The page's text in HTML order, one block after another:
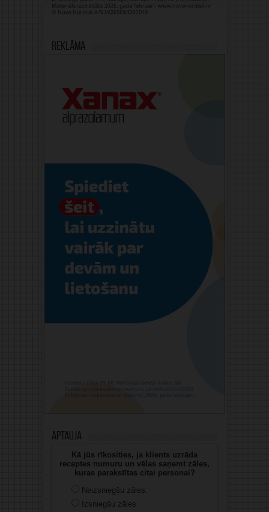
Reklāma
Aptauja
Kā jūs rīkosities, ja klients uzrāda
receptes numuru un vēlas saņemt zāles,
kuras parakstītas citai personai?
Neizsniegšu zāles.
Izsniegšu zāles.